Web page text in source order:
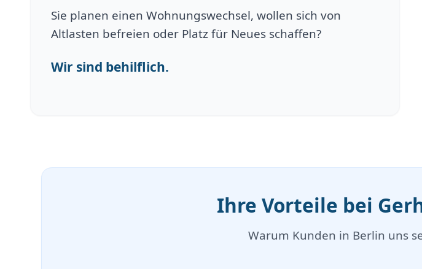
Sie planen einen Wohnungswechsel, wollen sich von
Altlasten befreien oder Platz für Neues schaffen?
Wir sind behilflich.
Ihre Vorteile bei
Warum Kunden in Berlin uns